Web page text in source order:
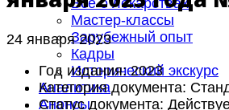
Все о лекарствах
Мастер-классы
Зарубежный опыт
Кадры
Исторический экскурс
Аналитика
Анонсы
24 января 2023
Год издания:2023
Категория документа:
Статус документа: